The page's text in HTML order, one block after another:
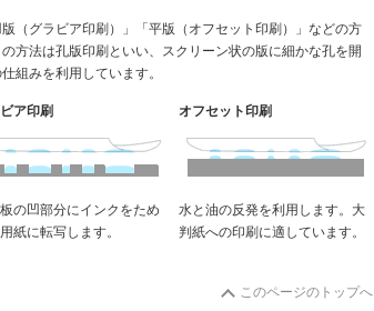
（グラビア印刷）」「平版（オフセット印刷）」などの方
方法は孔版印刷といい、スクリーン状の版に細かな孔を開
組みを利用しています。
ア印刷
の凹部分にインクをため
紙に転写します。
オフセット印刷
水と油の反発を利用します。大
判紙への印刷に適しています。
このページのトップへ